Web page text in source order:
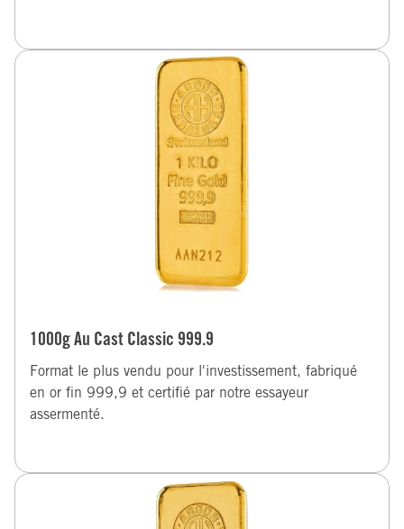
1000g Au Cast Classic 999.9
Format le plus vendu pour l'investissement, fabriqué
en or fin 999,9 et certifié par notre essayeur
assermenté.